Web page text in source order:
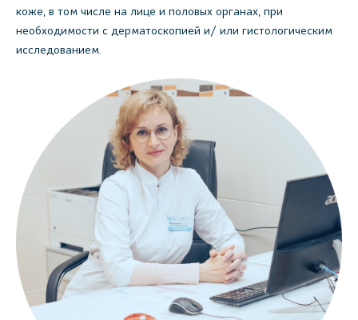
коже, в том числе на лице и половых органах, при
необходимости с дерматоскопией и/ или гистологическим
исследованием.